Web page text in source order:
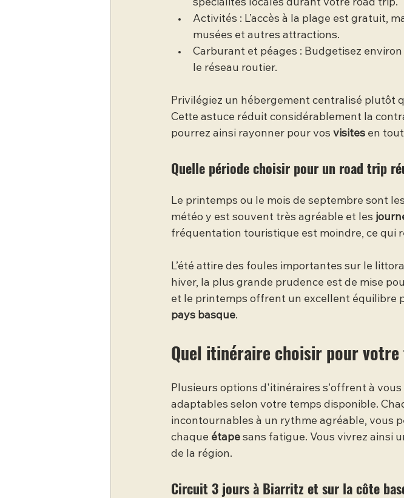
spécialités locales durant votre road trip.
Activités : L’accès à la plage est gratuit,
musées et autres attractions.
Carburant et péages : Budgetisez
le réseau routier.
Privilégiez un hébergement centralisé plutôt
Cette astuce réduit considérablement la
pourrez ainsi rayonner pour vos visites en
Quelle période choisir pour un road trip
Le printemps ou le mois de septembre sont
météo y est souvent très agréable et les
fréquentation touristique est moindre, ce qui
L’été attire des foules importantes sur le
hiver, la plus grande prudence est de mise
et le printemps offrent un excellent équilibre
pays basque.
Quel itinéraire choisir pour votre
Plusieurs options d'itinéraires s'offrent à
adaptables selon votre temps disponible.
incontournables à un rythme agréable, vous
chaque étape sans fatigue. Vous vivrez ainsi
de la région.
Circuit 3 jours à Biarritz et sur la côte